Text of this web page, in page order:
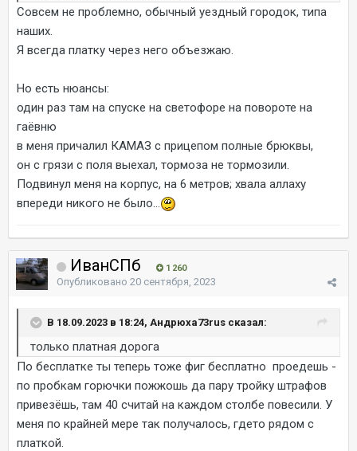
Совсем не проблемно, обычный уездный городок, типа
наших.
Я всегда платку через него объезжаю.
Но есть нюансы:
один раз там на спуске на светофоре на повороте на
гаёвню
в меня причалил КАМАЗ с прицепом полные брюквы,
он с грязи с поля выехал, тормоза не тормозили.
Подвинул меня на корпус, на 6 метров; хвала аллаху
впереди никого не было...
ИванСПб 1 260
Опубликовано 20 сентября, 2023
В 18.09.2023 в 18:24, Андрюха73rus сказал:
только платная дорога
По бесплатке ты теперь тоже фиг бесплатно проедешь -
по пробкам горючки пожжошь да пару тройку штрафов
привезёшь, там 40 считай на каждом столбе повесили. У
меня по крайней мере так получалось, гдето рядом с
платкой.